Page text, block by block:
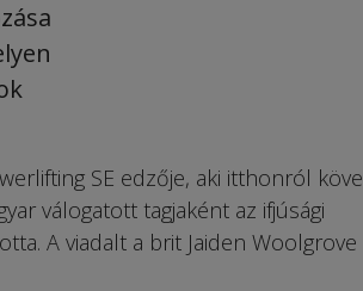
SE edzője, aki itthonról
válogatott tagjaként az ifjúsági
A viadalt a brit Jaiden Woolgrove